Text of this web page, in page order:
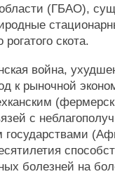
(ГБАО),
скота.
война,
к рыночной
с
государствами
болезней на